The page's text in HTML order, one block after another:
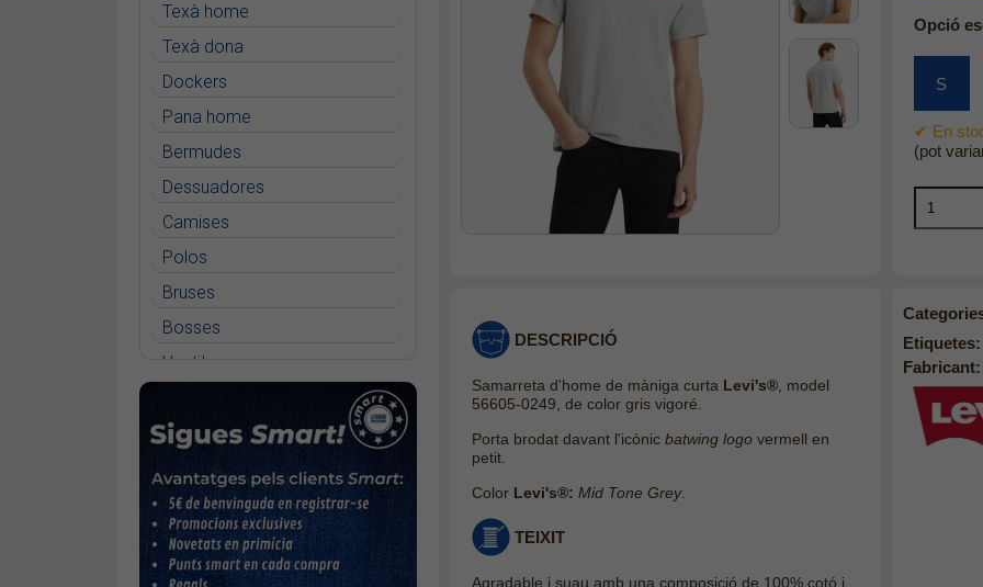
Texà home
Texà dona
Dockers
Pana home
Bermudes
Dessuadores
Camises
Polos
Bruses
Bosses
Vestits
Jerseis
Jaquetes
Accessoris
Cinturons
Bufandes i mocadors
Opció
S
✔ En
(pot
DESCRIPCIÓ
Samarreta d'home de màniga curta Levi's®, model
56605-0249, de color gris vigoré.
Porta brodat davant l'icònic batwing logo vermell en
petit.
Color Levi's®: Mid Tone Grey.
TEIXIT
Agradable i suau amb una composició de 100% cotó i
Etiquetes:
Fabricant: